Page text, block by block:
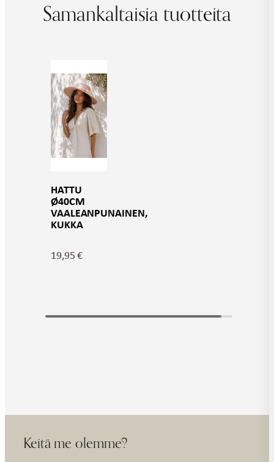
Samankaltaisia tuotteita
HATTU
Ø40CM
VAALEANPUNAINEN,
KUKKA
19,95€
Keitä me olemme?